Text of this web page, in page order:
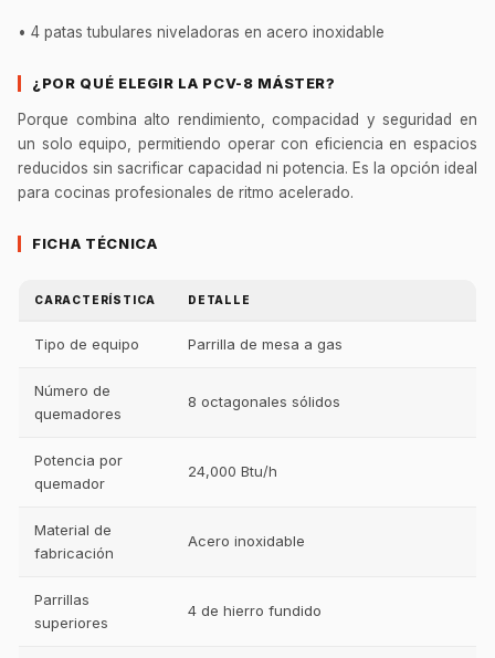
• 4 patas tubulares niveladoras en acero inoxidable
¿POR QUÉ ELEGIR LA PCV-8 MÁSTER?
Porque combina alto rendimiento, compacidad y seguridad en
un solo equipo, permitiendo operar con eficiencia en espacios
reducidos sin sacrificar capacidad ni potencia. Es la opción ideal
para cocinas profesionales de ritmo acelerado.
FICHA TÉCNICA
CARACTERÍSTICA DETALLE
Tipo de equipo Parrilla de mesa a gas
Número de
quemadores
8 octagonales sólidos
Potencia por
quemador
24,000 Btu/h
Material de
fabricación
Acero inoxidable
Parrillas
superiores
4 de hierro fundido